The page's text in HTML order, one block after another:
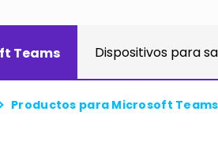
Teams Dispositivos para
Productos para Microsoft Teams